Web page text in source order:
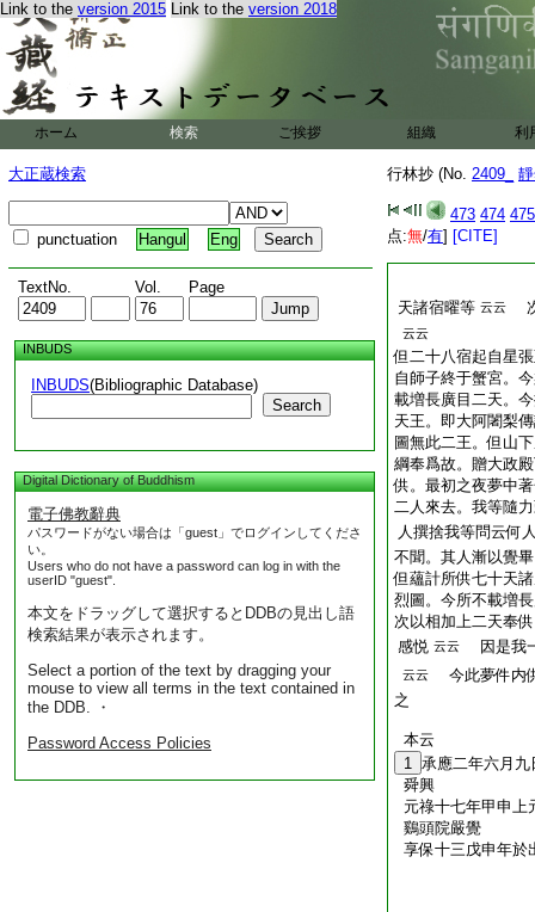
Link to the version 2015 Link to the version 2018
ホーム 検索 ご挨拶 組織 利
大正蔵検索
punctuation Hangul Eng
TextNo. Vol. Page
INBUDS
INBUDS(Bibliographic Database)
Search
Digital Dictionary of Buddhism
電子佛教辭典
パスワードがない場合は「guest」でログインしてくださ
い。
Users who do not have a password can log in with the
userID "guest".
本文をドラッグして選択するとDDBの見出し語
検索結果が表示されます。
Select a portion of the text by dragging your
mouse to view all terms in the text contained in
the DDB. ・
Password Access Policies
行林抄 (No. 2409_
473 474 475
点:無/有] [CITE]
天諸宿曜等 云云
云云
但二十八宿起自星
自師子終于蟹宮。
載増長廣目二天。
天王。即大阿闍梨
圖無此二王。但山
綱奉爲故。贈大政
供。最初之夜夢中
二人來去。我等隨
人撰捨我等問云何
不聞。其人漸以覺
但蘊計所供七十天
烈圖。今所不載増
次以相加上二天奉
感悦 云云 因是我
云云
今此夢件内
之
本云
1 承應二年六月
舜興
元祿十七年甲申上
鷄頭院嚴覺
享保十三戊申年於